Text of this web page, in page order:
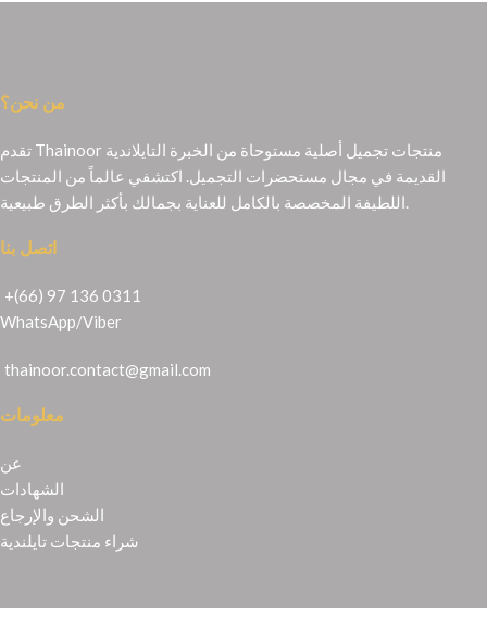
من نحن؟
تقدم Thainoor منتجات تجميل أصلية مستوحاة من الخبرة التايلاندية
القديمة في مجال مستحضرات التجميل. اكتشفي عالماً من المنتجات
اتصل بنا
+(66) 97 136 0311
WhatsApp/Viber
thainoor.contact@gmail.com
معلومات
عن
الشهادات
الشحن والإرجاع
شراء منتجات تايلندية